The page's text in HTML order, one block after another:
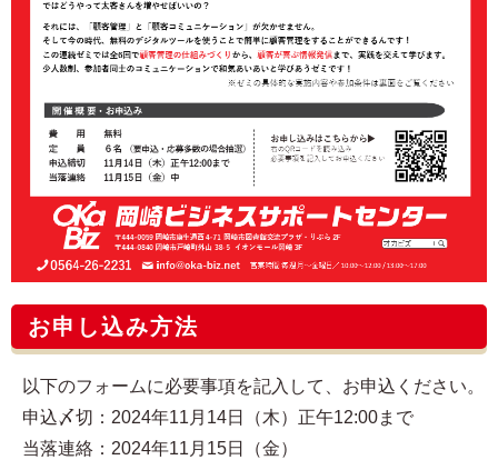
お申し込み方法
以下のフォームに必要事項を記入して、お申込ください。
申込〆切：2024年11月14日（木）正午12:00まで
当落連絡：2024年11月15日（金）